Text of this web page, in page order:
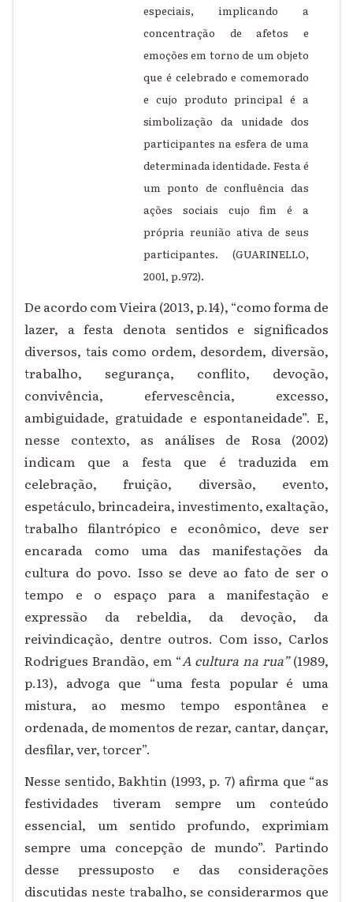
especiais, implicando a
concentração de afetos e
emoções em torno de um objeto
que é celebrado e comemorado
e cujo produto principal é a
simbolização da unidade dos
participantes na esfera de uma
determinada identidade. Festa é
um ponto de confluência das
ações sociais cujo fim é a
própria reunião ativa de seus
participantes. (GUARINELLO,
2001, p.972).
De acordo com Vieira (2013, p.14), “como forma de
lazer, a festa denota sentidos e significados
diversos, tais como ordem, desordem, diversão,
trabalho, segurança, conflito, devoção,
convivência, efervescência, excesso,
ambiguidade, gratuidade e espontaneidade”. E,
nesse contexto, as análises de Rosa (2002)
indicam que a festa que é traduzida em
celebração, fruição, diversão, evento,
espetáculo, brincadeira, investimento, exaltação,
trabalho filantrópico e econômico, deve ser
encarada como uma das manifestações da
cultura do povo. Isso se deve ao fato de ser o
tempo e o espaço para a manifestação e
expressão da rebeldia, da devoção, da
reivindicação, dentre outros. Com isso, Carlos
Rodrigues Brandão, em “A cultura na rua”(1989,
p.13), advoga que “uma festa popular é uma
mistura, ao mesmo tempo espontânea e
ordenada, de momentos de rezar, cantar, dançar,
desfilar, ver, torcer”.
Nesse sentido, Bakhtin (1993, p. 7) afirma que “as
festividades tiveram sempre um conteúdo
essencial, um sentido profundo, exprimiam
sempre uma concepção de mundo”. Partindo
desse pressuposto e das considerações
discutidas neste trabalho, se considerarmos que